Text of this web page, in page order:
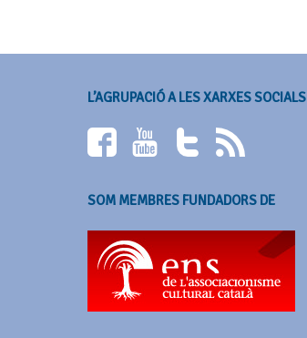
L’AGRUPACIÓ A LES XARXES SOCIALS
SOM MEMBRES FUNDADORS DE